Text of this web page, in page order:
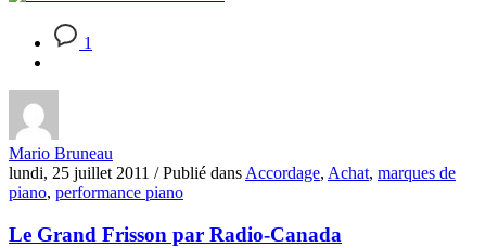
1
Mario Bruneau
lundi, 25 juillet 2011 / Publié dansAccordage, Achat, marques de
piano, performance piano
Le Grand Frisson par Radio-Canada